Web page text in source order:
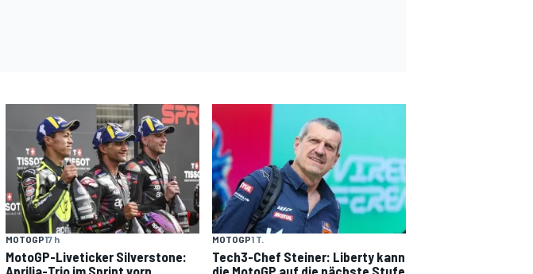
MOTOGP17 h
MotoGP-Liveticker Silverstone:
MOTOGP1 T.
Tech3-Chef Steiner: Liberty kann